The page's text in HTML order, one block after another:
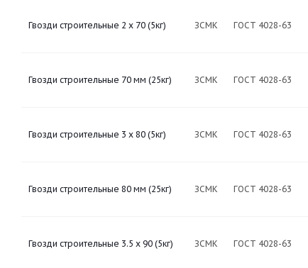
Гвозди строительные 2 х 70 (5кг) ЗСМК ГОСТ 4028-63
Гвозди строительные 70 мм (25кг) ЗСМК ГОСТ 4028-63
Гвозди строительные 3 х 80 (5кг) ЗСМК ГОСТ 4028-63
Гвозди строительные 80 мм (25кг) ЗСМК ГОСТ 4028-63
Гвозди строительные 3.5 х 90 (5кг) ЗСМК ГОСТ 4028-63